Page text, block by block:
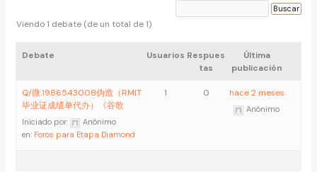
Viendo 1 debate (de un total de 1)
Debate Usuarios Respues
tas
Última
publicación
Q/微:1986543008伪造（RMIT
毕业证成绩单代办）《谷歌
Iniciado por:
Anónimo
en: Foros para Etapa Diamond
1 0 hace 2 meses
Anónimo